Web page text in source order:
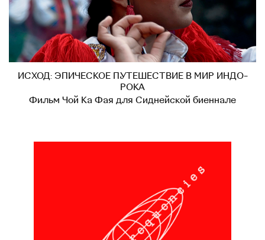
ИСХОД: ЭПИЧЕСКОЕ ПУТЕШЕСТВИЕ В МИР ИНДО-
РОКА
Фильм Чой Ка Фая для Сиднейской биеннале